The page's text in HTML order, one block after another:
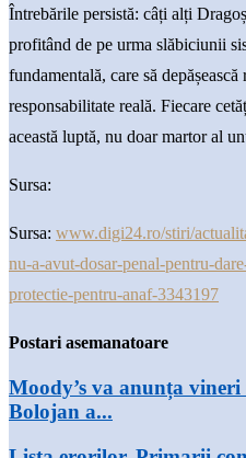
Întrebările persistă: câți alți
profitând de pe urma slăbiciunii
fundamentală, care să
responsabilitate reală. Fiecare
această luptă, nu doar martor al
Sursa:
Sursa: www.digi24.ro/stiri/
nu-a-avut-dosar-penal-pentru-
protectie-pentru-anaf-3343197
Postari asemanatoare
Moody’s va anunța
Bolojan a...